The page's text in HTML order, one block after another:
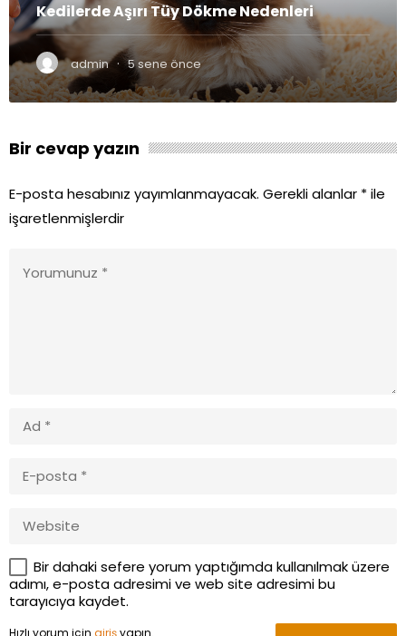
Kedilerde Aşırı Tüy Dökme Nedenleri
admin · 5 sene önce
Bir cevap yazın
E-posta hesabınız yayımlanmayacak. Gerekli alanlar *ile
işaretlenmişlerdir
Bir dahaki sefere yorum yaptığımda kullanılmak üzere
adımı, e-posta adresimi ve web site adresimi bu
tarayıcıya kaydet.
Hızlı yorum için girişyapın.